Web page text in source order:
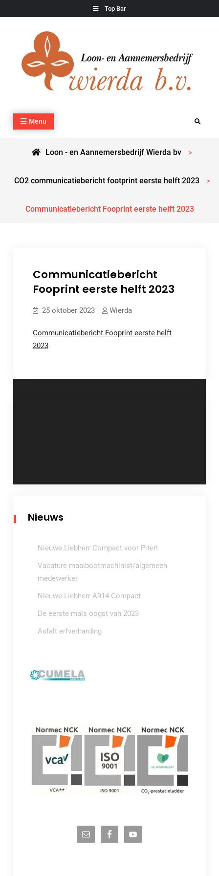
to
Top Bar
Loon – en Aannemersbedrijf Wierda bv
Kraan- en machineverhuur, agrarisch werk, grondverzet,
cultuurtechnisch werk en transport
Menu Search
Loon - en Aannemersbedrijf Wierda bv >
CO2 communicatiebericht footprint eerste helft 2023 >
Communicatiebericht Fooprint eerste helft 2023
Communicatiebericht
Fooprint eerste helft 2023
25 oktober 2023 Wierda
Communicatiebericht Fooprint eerste helft
2023
Nieuws
Nieuwe Liebherr Compact voor Piter!
Vacature maaibootmachinist/algemeen
medewerker
Nieuwe Liebherr A914 Compact
De eerste maïs oogst van 2023
Asfalt erfverharding